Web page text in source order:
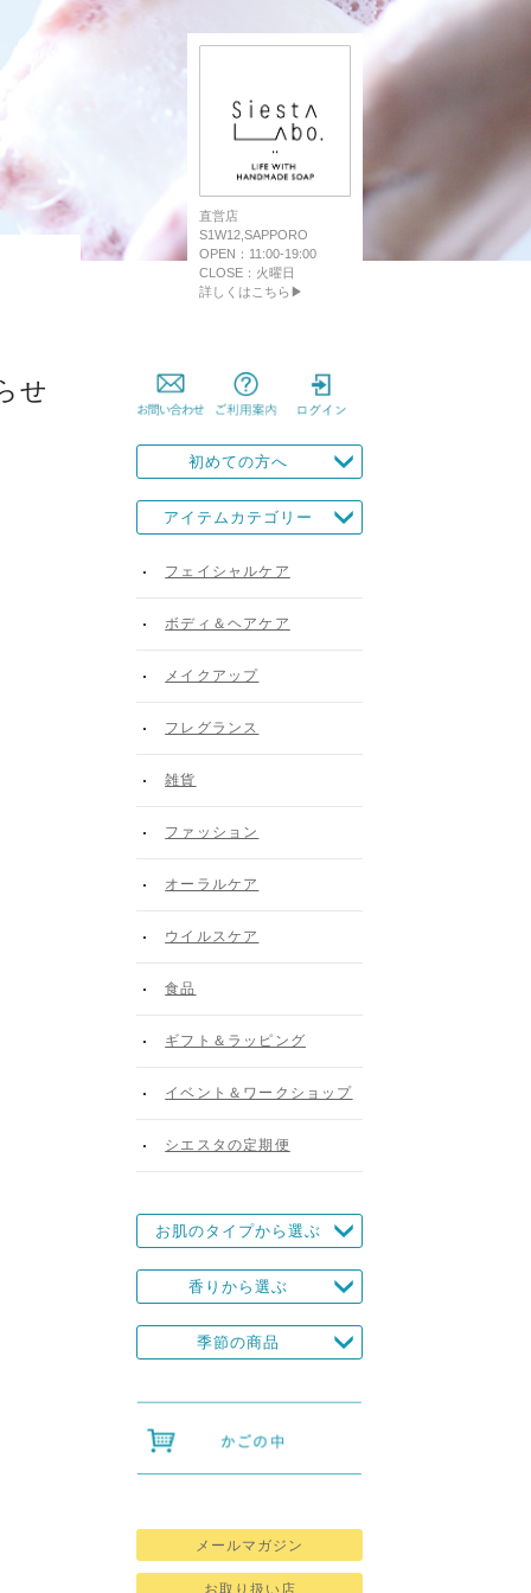
直営店
S1W12,SAPPORO
OPEN：11:00-19:00
CLOSE：火曜日
詳しくはこちら▶
せ
初めての方へ
アイテムカテゴリー
フェイシャルケア
ボディ＆ヘアケア
メイクアップ
フレグランス
雑貨
ファッション
オーラルケア
ウイルスケア
食品
ギフト＆ラッピング
イベント＆ワークショップ
シエスタの定期便
お肌のタイプから選ぶ
香りから選ぶ
季節の商品
メールマガジン
お取り扱い店